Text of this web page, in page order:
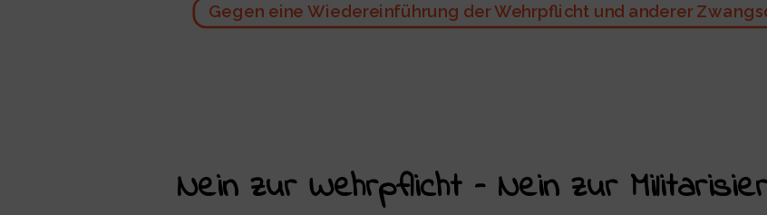
Gegen eine Wiedereinführung der Wehrpflicht und anderer
Nein zur Wehrpflicht – Nein zur